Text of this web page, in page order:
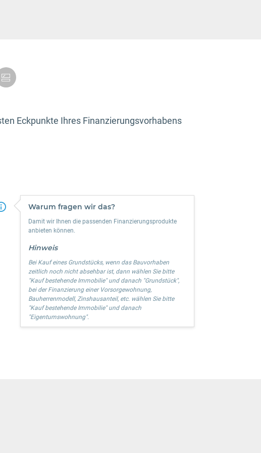
Eckpunkte Ihres Finanzierungsvorhabens
Warum fragen wir das?
Damit wir Ihnen die passenden Finanzierungsprodukte
anbieten können.
Hinweis
Bei Kauf eines Grundstücks, wenn das Bauvorhaben
zeitlich noch nicht absehbar ist, dann wählen Sie bitte
"Kauf bestehende Immobilie" und danach "Grundstück",
bei der Finanzierung einer Vorsorgewohnung,
Bauherrenmodell, Zinshausanteil, etc. wählen Sie bitte
"Kauf bestehende Immobilie" und danach
"Eigentumswohnung".